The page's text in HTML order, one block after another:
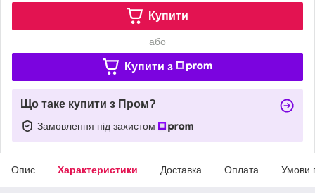
Купити
або
Купити з
Що таке купити з Пром?
Замовлення під захистом
Опис Характеристики Доставка Оплата Умови